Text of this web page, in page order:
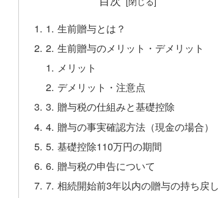
1. 生前贈与とは？
2. 生前贈与のメリット・デメリット
メリット
デメリット・注意点
3. 贈与税の仕組みと基礎控除
4. 贈与の事実確認方法（現金の場合）
5. 基礎控除110万円の期間
6. 贈与税の申告について
7. 相続開始前3年以内の贈与の持ち戻し